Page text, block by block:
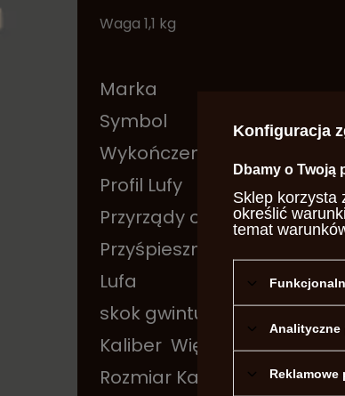
Waga 1,1 kg
Marka
Symbol
Wykończenie Lufy
Profil Lufy
Przyrządy celownicze
Przyśpiesznik
Lufa
skok gwintu
Kaliber Więcej
Rozmiar Kapiszona
Konfiguracja
Dbamy o Twoją
Sklep korzysta
określić
temat